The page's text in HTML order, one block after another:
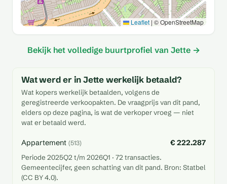
Leaflet | © OpenStreetMap
Bekijk het volledige buurtprofiel van Jette →
Wat werd er in Jette werkelijk betaald?
Wat kopers werkelijk betaalden, volgens de
geregistreerde verkoopakten. De vraagprijs van dit pand,
elders op deze pagina, is wat de verkoper vroeg — niet
wat er betaald werd.
Appartement (513) € 222.287
Periode 2025Q2 t/m 2026Q1 · 72 transacties.
Gemeentecijfer, geen schatting van dit pand. Bron: Statbel
(CC BY 4.0).